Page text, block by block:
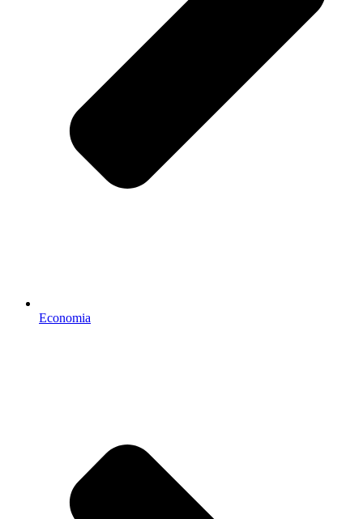
Economia